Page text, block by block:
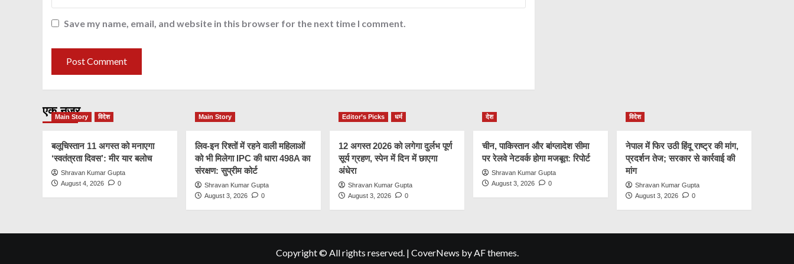
Save my name, email, and website in this browser for the next time I comment.
एक नज़र
Main Story विदेश
बलूचिस्तान 11 अगस्त को मनाएगा
‘स्वतंत्रता दिवस’: मीर यार बलोच
Shravan Kumar Gupta
August 4, 2026
0
Main Story
लिव-इन रिश्तों में रहने वाली महिलाओं
को भी मिलेगा IPC की धारा 498A का
संरक्षण: सुप्रीम कोर्ट
Shravan Kumar Gupta
August 3, 2026
0
Editor’s Picks धर्म
12 अगस्त 2026 को लगेगा दुर्लभ पूर्ण
सूर्य ग्रहण, स्पेन में दिन में छाएगा
अंधेरा
Shravan Kumar Gupta
August 3, 2026
0
देश
चीन, पाकिस्तान और बांग्लादेश सीमा
पर रेलवे नेटवर्क होगा मजबूत: रिपोर्ट
Shravan Kumar Gupta
August 3, 2026
0
विदेश
नेपाल में फिर उठी हिंदू राष्ट्र की मांग,
प्रदर्शन तेज; सरकार से कार्रवाई की
मांग
Shravan Kumar Gupta
August 3, 2026
0
Copyright © All rights reserved. | CoverNews by AF themes.